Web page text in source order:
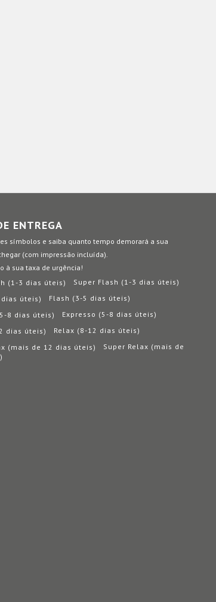
ENTREGA
símbolos e saiba quanto tempo demorará a sua
(com impressão incluída).
à sua taxa de urgência!
Super Flash (1-3 dias úteis)
Flash (3-5 dias úteis)
Expresso (5-8 dias úteis)
Relax (8-12 dias úteis)
Super Relax (mais de